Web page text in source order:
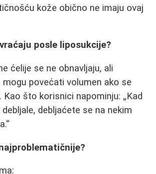
kože obično ne imaju ovaj
posle liposukcije?
ćelije se ne obnavljaju, ali
povećati volumen ako se
Kao što korisnici napominju:
Kad
debljaćete se na nekim